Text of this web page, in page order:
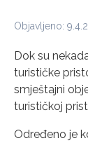
Objavljeno:
Dok su
turističke
smještajni
turističkoj
Određeno je